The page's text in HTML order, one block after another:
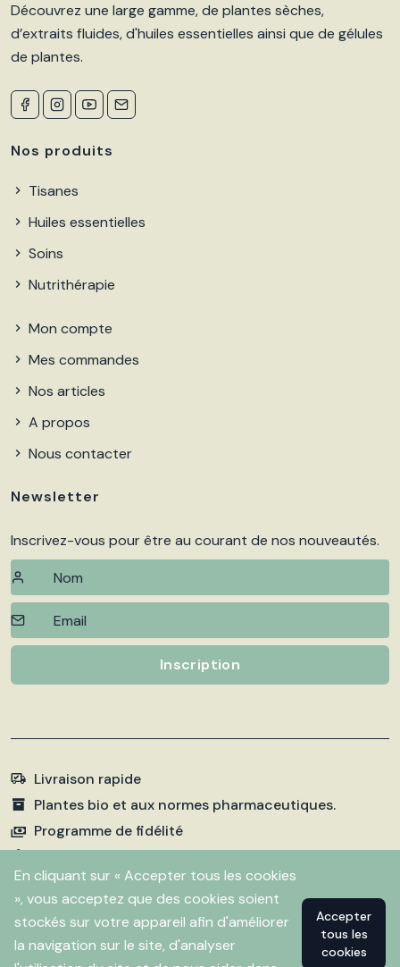
En cliquant sur « Accepter tous les cookies
», vous acceptez que des cookies soient
stockés sur votre appareil afin d'améliorer
la navigation sur le site, d'analyser
Accepter
tous les
cookies
Découvrez une large gamme, de plantes sèches,
d’extraits fluides, d'huiles essentielles ainsi que de gélules
de plantes.
Nos produits
Tisanes
Huiles essentielles
Soins
Nutrithérapie
Mon compte
Mes commandes
Nos articles
A propos
Nous contacter
Newsletter
Inscrivez-vous pour être au courant de nos nouveautés.
Inscription
Livraison rapide
Plantes bio et aux normes pharmaceutiques.
Programme de fidélité
Paiements sécurisés
2026 Pharmacie Fleurentin. Propulsé par Flitbix.com